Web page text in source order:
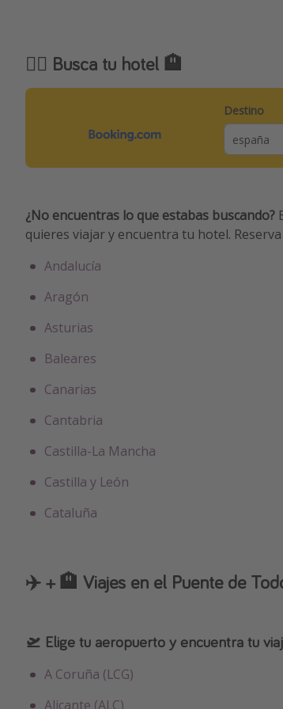
🕵️‍♂️ Busca tu hotel 🏨
Destino
¿No encuentras lo que estabas buscando?
quieres viajar y encuentra tu hotel. Reserva
Andalucía
Aragón
Asturias
Baleares
Canarias
Cantabria
Castilla-La Mancha
Castilla y León
Cataluña
✈️ + 🏨 Viajes en el Puente de
🛫 Elige tu aeropuerto y encuentra tu
A Coruña (LCG)
Alicante (ALC)